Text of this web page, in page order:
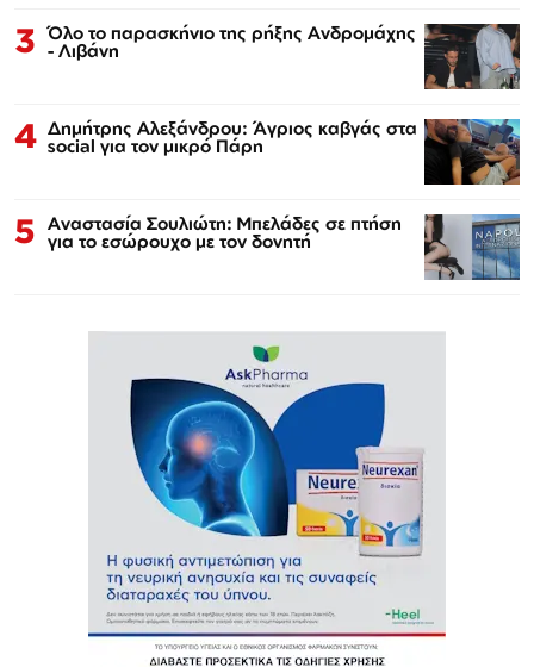
3 Όλο το παρασκήνιο της ρήξης Ανδρομάχης
- Λιβάνη
4 Δημήτρης Αλεξάνδρου: Άγριος καβγάς στα
social για τον μικρό Πάρη
5 Αναστασία Σουλιώτη: Μπελάδες σε πτήση
για το εσώρουχο με τον δονητή